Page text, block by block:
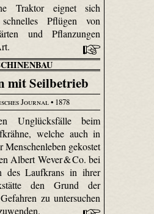
Traktor eignet sich
Pflügen von
und Pflanzungen
mit Seilbetrieb
Journal• 1878
Unglücksfälle beim
welche auch in
Menschenleben gekostet
Albert Wever & Co. bei
des Laufkrans in ihrer
den Grund der
zu untersuchen